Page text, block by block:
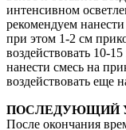
интенсивном
рекомендуем
при этом 1-2 см
воздействовать 10-
нанести смесь на
воздействовать еще
ПОСЛЕДУЮЩИЙ
После окончания